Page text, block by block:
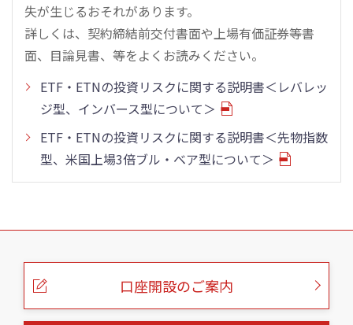
失が生じるおそれがあります。
詳しくは、契約締結前交付書面や上場有価証券等書
面、目論見書、等をよくお読みください。
ETF・ETNの投資リスクに関する説明書＜レバレッ
ジ型、インバース型について＞
ETF・ETNの投資リスクに関する説明書＜先物指数
型、米国上場3倍ブル・ベア型について＞
こ
口座開設のご案内